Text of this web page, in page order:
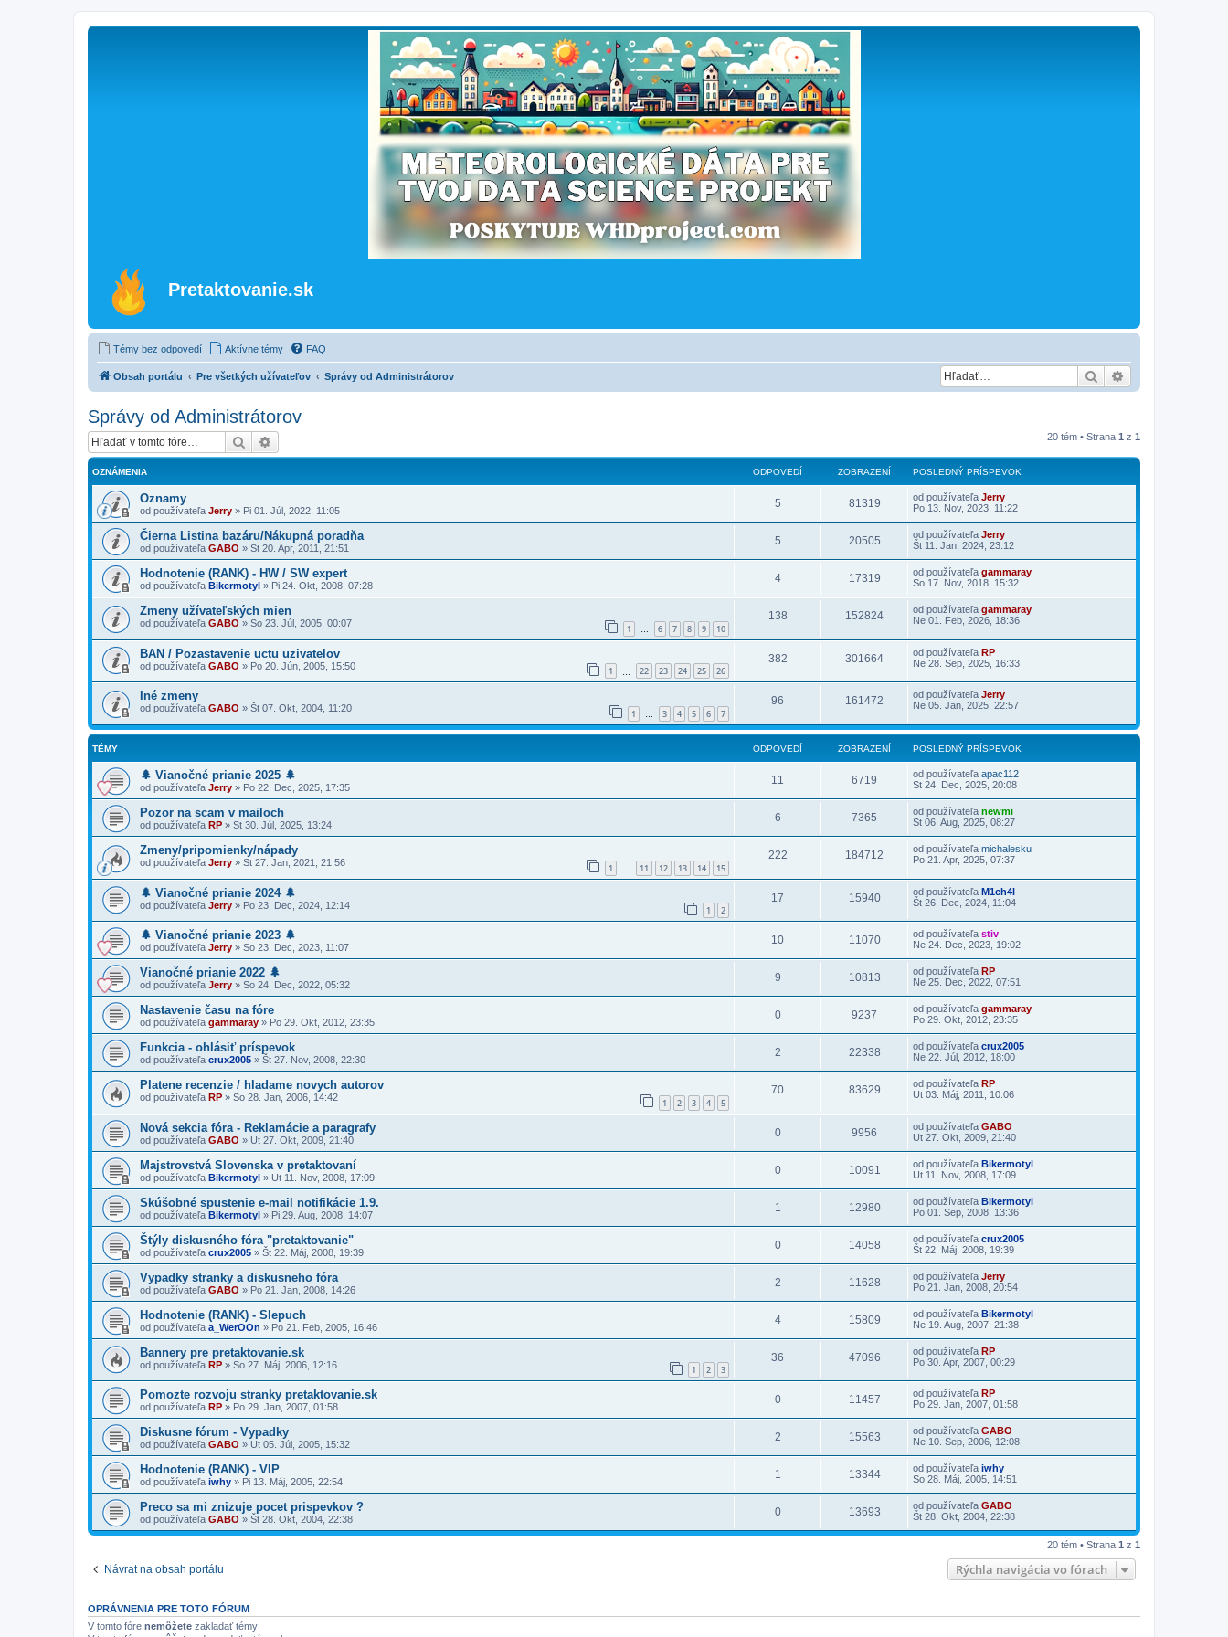
Pretaktovanie.sk
Témy bez odpovedí Aktívne témy FAQ
Obsah portálu Pre všetkých užívateľov Správy od Administrátorov Hľadať
Správy od Administrátorov
Hľadať 20 tém • Strana 1 z 1
OZNÁMENIA ODPOVEDÍ ZOBRAZENÍ POSLEDNÝ PRÍSPEVOK
Oznamy
od používateľa Jerry » Pi 01. Júl, 2022, 11:05
5 81319 od používateľa Jerry
Po 13. Nov, 2023, 11:22
Čierna Listina bazáru/Nákupná poradňa
od používateľa GABO » St 20. Apr, 2011, 21:51
5 20505 od používateľa Jerry
Št 11. Jan, 2024, 23:12
Hodnotenie (RANK) - HW / SW expert
od používateľa Bikermotyl » Pi 24. Okt, 2008, 07:28
4 17319 od používateľa gammaray
So 17. Nov, 2018, 15:32
Zmeny užívateľských mien
od používateľa GABO » So 23. Júl, 2005, 00:07 1 … 6 7 8 9 10
138 152824 od používateľa gammaray
Ne 01. Feb, 2026, 18:36
BAN / Pozastavenie uctu uzivatelov
od používateľa GABO » Po 20. Jún, 2005, 15:50 1 22 23 24 25 26
382 301664 od používateľa RP
Ne 28. Sep, 2025, 16:33
Iné zmeny
od používateľa GABO » Št 07. Okt, 2004, 11:20 1 … 3 4 5 6 7
96 161472 od používateľa Jerry
Ne 05. Jan, 2025, 22:57
TÉMY ODPOVEDÍ ZOBRAZENÍ POSLEDNÝ PRÍSPEVOK
🌲 Vianočné prianie 2025 🌲
od používateľa Jerry » Po 22. Dec, 2025, 17:35
11 6719 od používateľa apac112
St 24. Dec, 2025, 20:08
Pozor na scam v mailoch
od používateľa RP » St 30. Júl, 2025, 13:24
6 7365 od používateľa newmi
St 06. Aug, 2025, 08:27
Zmeny/pripomienky/nápady
od používateľa Jerry » St 27. Jan, 2021, 21:56 1 … 11 12 13 14 15
222 184712 od používateľa michalesku
Po 21. Apr, 2025, 07:37
🌲 Vianočné prianie 2024 🌲
od používateľa Jerry » Po 23. Dec, 2024, 12:14 1 2
17 15940 od používateľa M1ch4l
Št 26. Dec, 2024, 11:04
🌲 Vianočné prianie 2023 🌲
od používateľa Jerry » So 23. Dec, 2023, 11:07
10 11070 od používateľa stiv
Ne 24. Dec, 2023, 19:02
Vianočné prianie 2022 🌲
od používateľa Jerry » So 24. Dec, 2022, 05:32
9 10813 od používateľa RP
Ne 25. Dec, 2022, 07:51
Nastavenie času na fóre
od používateľa gammaray » Po 29. Okt, 2012, 23:35
0 9237 od používateľa gammaray
Po 29. Okt, 2012, 23:35
Funkcia - ohlásiť príspevok
od používateľa crux2005 » Št 27. Nov, 2008, 22:30
2 22338 od používateľa crux2005
Ne 22. Júl, 2012, 18:00
Platene recenzie / hladame novych autorov
od používateľa RP » So 28. Jan, 2006, 14:42 1 2 3 4 5
70 83629 od používateľa RP
Ut 03. Máj, 2011, 10:06
Nová sekcia fóra - Reklamácie a paragrafy
od používateľa GABO » Ut 27. Okt, 2009, 21:40
0 9956 od používateľa GABO
Ut 27. Okt, 2009, 21:40
Majstrovstvá Slovenska v pretaktovaní
od používateľa Bikermotyl » Ut 11. Nov, 2008, 17:09
0 10091 od používateľa Bikermotyl
Ut 11. Nov, 2008, 17:09
Skúšobné spustenie e-mail notifikácie 1.9.
od používateľa Bikermotyl » Pi 29. Aug, 2008, 14:07
1 12980 od používateľa Bikermotyl
Po 01. Sep, 2008, 13:36
Štýly diskusného fóra "pretaktovanie"
od používateľa crux2005 » Št 22. Máj, 2008, 19:39
0 14058 od používateľa crux2005
Št 22. Máj, 2008, 19:39
Vypadky stranky a diskusneho fóra
od používateľa GABO » Po 21. Jan, 2008, 14:26
2 11628 od používateľa Jerry
Po 21. Jan, 2008, 20:54
Hodnotenie (RANK) - Slepuch
od používateľa a_WerOOn » Po 21. Feb, 2005, 16:46
4 15809 od používateľa Bikermotyl
Ne 19. Aug, 2007, 21:38
Bannery pre pretaktovanie.sk
od používateľa RP » So 27. Máj, 2006, 12:16 1 2 3
36 47096 od používateľa RP
Po 30. Apr, 2007, 00:29
Pomozte rozvoju stranky pretaktovanie.sk
od používateľa RP » Po 29. Jan, 2007, 01:58
0 11457 od používateľa RP
Po 29. Jan, 2007, 01:58
Diskusne fórum - Vypadky
od používateľa GABO » Ut 05. Júl, 2005, 15:32
2 15563 od používateľa GABO
Ne 10. Sep, 2006, 12:08
Hodnotenie (RANK) - VIP
od používateľa iwhy » Pi 13. Máj, 2005, 22:54
1 13344 od používateľa iwhy
So 28. Máj, 2005, 14:51
Preco sa mi znizuje pocet prispevkov ?
od používateľa GABO » Št 28. Okt, 2004, 22:38
0 13693 od používateľa GABO
Št 28. Okt, 2004, 22:38
20 tém • Strana 1 z 1
Návrat na obsah portálu Rýchla navigácia vo fórach
OPRÁVNENIA PRE TOTO FÓRUM
V tomto fóre nemôžete zakladať témy